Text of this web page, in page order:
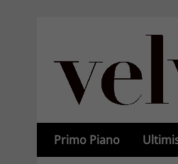
Primo Piano